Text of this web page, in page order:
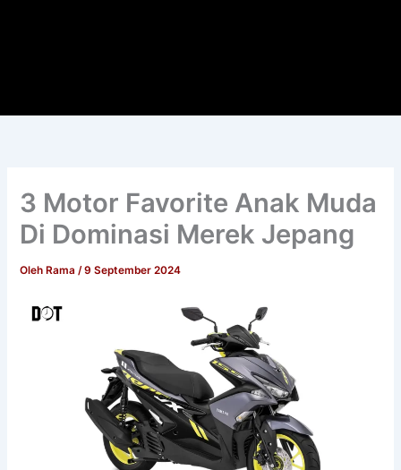
3 Motor Favorite Anak Muda
Di Dominasi Merek Jepang
Oleh Rama/9 September 2024